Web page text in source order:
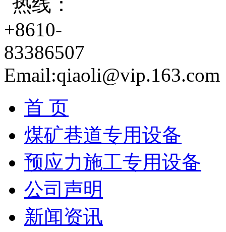
Email:qiaoli@vip.163.com
首 页
煤矿巷道专用设备
预应力施工专用设备
公司声明
新闻资讯